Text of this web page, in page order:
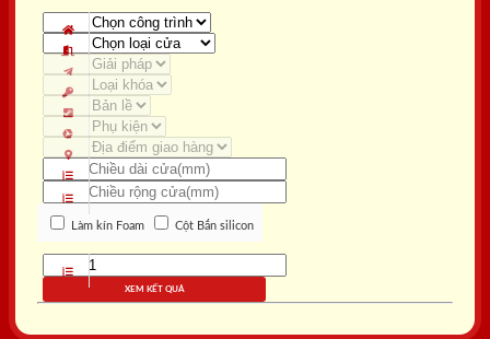
Làm kín Foam Cột Bắn silicon
XEM KẾT QUẢ